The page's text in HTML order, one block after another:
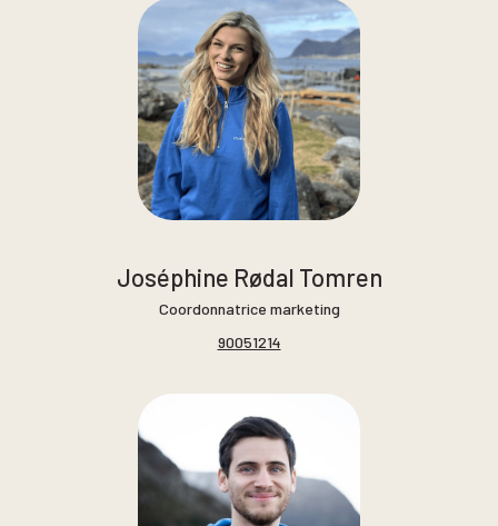
Joséphine Rødal Tomren
Coordonnatrice marketing
90051214